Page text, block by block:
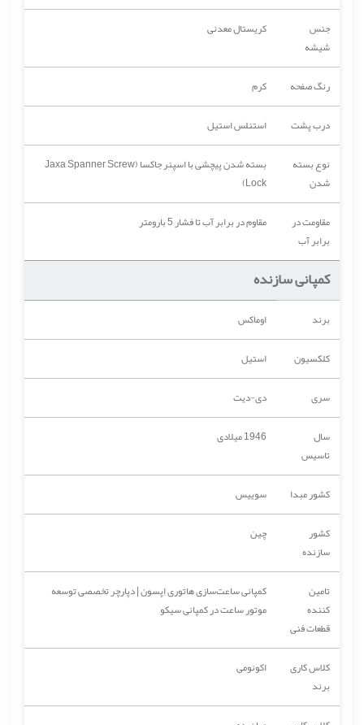
جنس
شیشه
کریستال معدنی
رنگ صفحه
کرم
درب پشت
استنلس استیل
نوع بسته
شدن
بسته شدن پیچشی با اسپنر جاکسا (Jaxa Spanner Screw
Lock)
مقاومت در
برابر آب
مقاوم در برابر آب تا فشار 5 بارومتر
کمپانی سازنده
برند
اوماکس
کلکسیون
استیل
سری
دی-دیت
سال
تاسیس
1946 میلادی
کشور مبدا
سوییس
کشور
سازنده
چین
تامین
کننده
قطعات فنی
کمپانی ساعت‌سازی هاتوری اِپسون | دپارچر تخصصی توسعه
موتور ساعت در کمپانی سیکو
کلاس کاری
برند
اکونومی